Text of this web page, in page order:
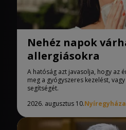
Nehéz napok
allergiásokra
A hatóság azt javasolja, hogy az
meg a gyógyszeres kezelést,
segítségét.
2026. augusztus 10.Nyíregyháza